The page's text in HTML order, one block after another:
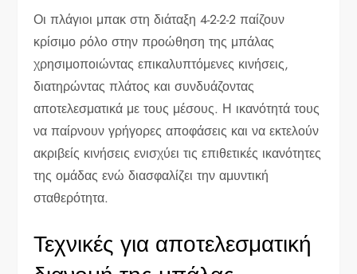
Οι πλάγιοι μπακ στη διάταξη 4-2-2-2 παίζουν
κρίσιμο ρόλο στην προώθηση της μπάλας
χρησιμοποιώντας επικαλυπτόμενες κινήσεις,
διατηρώντας πλάτος και συνδυάζοντας
αποτελεσματικά με τους μέσους. Η ικανότητά τους
να παίρνουν γρήγορες αποφάσεις και να εκτελούν
ακριβείς κινήσεις ενισχύει τις επιθετικές ικανότητες
της ομάδας ενώ διασφαλίζει την αμυντική
σταθερότητα.
Τεχνικές για αποτελεσματική